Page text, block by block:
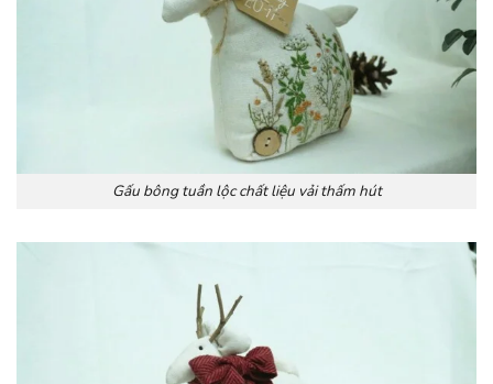
Gấu bông tuần lộc chất liệu vải thấm hút